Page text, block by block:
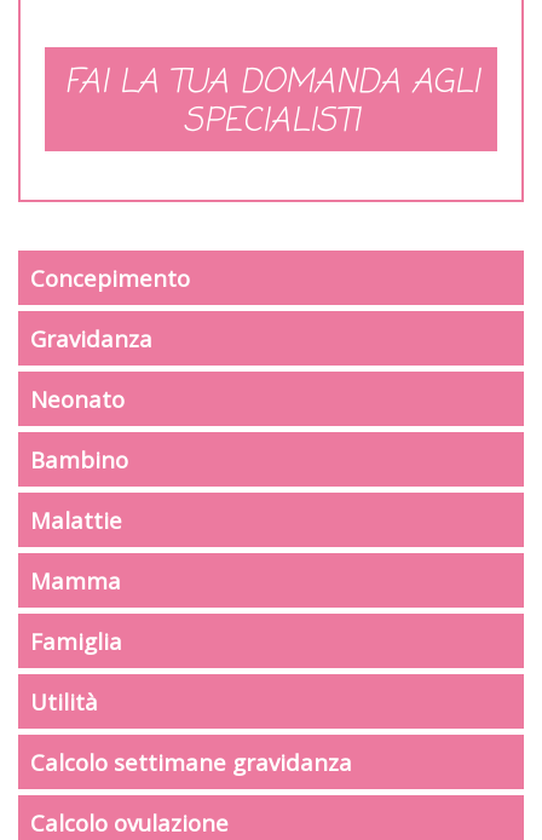
FAI LA TUA DOMANDA AGLI
SPECIALISTI
Concepimento
Gravidanza
Neonato
Bambino
Malattie
Mamma
Famiglia
Utilità
Calcolo settimane gravidanza
Calcolo ovulazione